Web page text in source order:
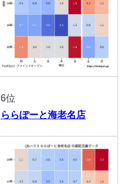
6位
ららぽーと海老名店